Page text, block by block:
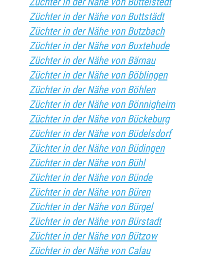
Züchter in der Nähe von Buttstädt
Züchter in der Nähe von Butzbach
Züchter in der Nähe von Buxtehude
Züchter in der Nähe von Bärnau
Züchter in der Nähe von Böblingen
Züchter in der Nähe von Böhlen
Züchter in der Nähe von Bönnigheim
Züchter in der Nähe von Bückeburg
Züchter in der Nähe von Büdelsdorf
Züchter in der Nähe von Büdingen
Züchter in der Nähe von Bühl
Züchter in der Nähe von Bünde
Züchter in der Nähe von Büren
Züchter in der Nähe von Bürgel
Züchter in der Nähe von Bürstadt
Züchter in der Nähe von Bützow
Züchter in der Nähe von Calau